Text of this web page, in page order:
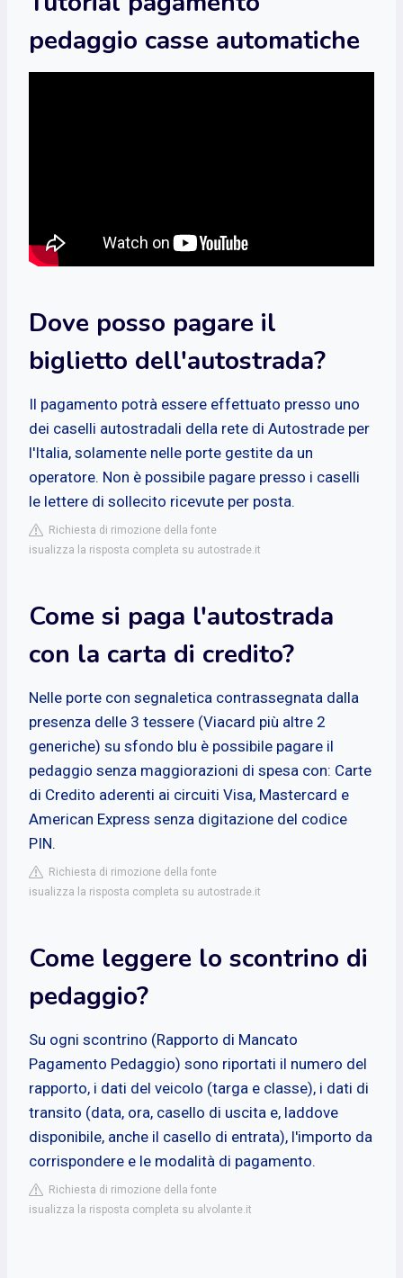
pedaggio casse automatiche
Dove posso pagare il
biglietto dell'autostrada?
Il pagamento potrà essere effettuato presso uno
dei caselli autostradali della rete di Autostrade per
l'Italia, solamente nelle porte gestite da un
operatore. Non è possibile pagare presso i caselli
le lettere di sollecito ricevute per posta.
Richiesta di rimozione della fonte
isualizza la risposta completa su autostrade.it
Come si paga l'autostrada
con la carta di credito?
Nelle porte con segnaletica contrassegnata dalla
presenza delle 3 tessere (Viacard più altre 2
generiche) su sfondo blu è possibile pagare il
pedaggio senza maggiorazioni di spesa con: Carte
di Credito aderenti ai circuiti Visa, Mastercard e
American Express senza digitazione del codice
PIN.
Richiesta di rimozione della fonte
isualizza la risposta completa su autostrade.it
Come leggere lo scontrino di
pedaggio?
Su ogni scontrino (Rapporto di Mancato
Pagamento Pedaggio) sono riportati il numero del
rapporto, i dati del veicolo (targa e classe), i dati di
transito (data, ora, casello di uscita e, laddove
disponibile, anche il casello di entrata), l'importo da
corrispondere e le modalità di pagamento.
Richiesta di rimozione della fonte
isualizza la risposta completa su alvolante.it